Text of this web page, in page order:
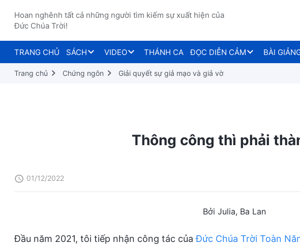
Hoan nghênh tất cả những người tìm kiếm sự xuất hiện của
Đức Chúa Trời!
TRANG CHỦ SÁCH VIDEO THÁNH CA ĐỌC DIỄN CẢM BÀI
Trang chủ Chứng ngôn Giải quyết sự giả mạo và giả vờ
Thông công thì phải
01/12/2022
Bởi Julia, Ba Lan
Đầu năm 2021, tôi tiếp nhận công tác củaĐức Chúa Trời Toàn